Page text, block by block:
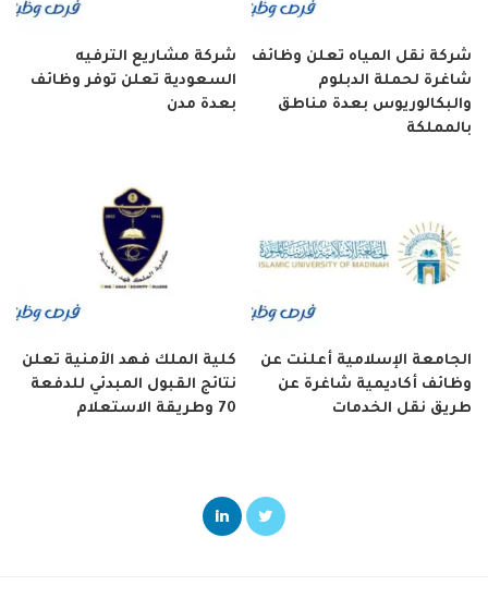
شركة نقل المياه تعلن وظائف
شاغرة لحملة الدبلوم
والبكالوريوس بعدة مناطق
بالمملكة
شركة مشاريع الترفيه
السعودية تعلن توفر وظائف
بعدة مدن
الجامعة الإسلامية أعلنت عن
وظائف أكاديمية شاغرة عن
طريق نقل الخدمات
كلية الملك فهد الأمنية تعلن
نتائج القبول المبدئي للدفعة
70 وطريقة الاستعلام